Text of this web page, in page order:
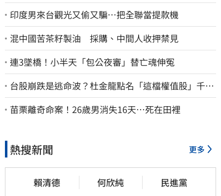
印度男來台觀光又偷又騙…把全聯當提款機
混中國苦茶籽製油 採購、中間人收押禁見
連3墜橋！小半天「包公夜審」替亡魂伸冤
台股崩跌是逃命波？杜金龍點名「這檔權值股」千萬
別長抱
苗栗離奇命案！26歲男消失16天…死在田裡
熱搜新聞 更多
賴清德 何欣純 民進黨